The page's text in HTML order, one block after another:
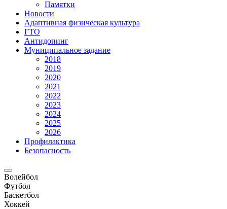
Памятки
Новости
Адаптивная физическая культура
ГТО
Антидопинг
Муниципальное задание
2018
2019
2020
2021
2022
2023
2024
2025
2026
Профилактика
Безопасность
Волейбол
Футбол
Баскетбол
Хоккей